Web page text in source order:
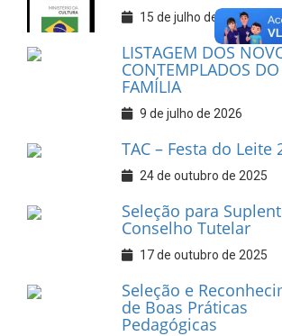
15 de julho de 2026
LISTAGEM DOS
CONTEMPLADOS
FAMÍLIA
9 de julho de 2026
TAC – Festa do Leite
24 de outubro de 2025
Seleção para
Conselho Tutelar
17 de outubro de 2025
Seleção e
de Boas Práticas
Pedagógicas